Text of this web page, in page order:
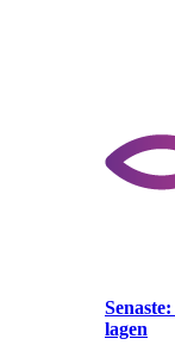
Senaste:
lagen